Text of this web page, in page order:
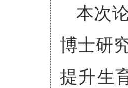
本次
博士研
提升生